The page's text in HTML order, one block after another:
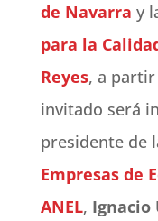
de Navarra y
para la
Reyes, a partir
invitado será
presidente de
Empresas de
ANEL, Ignacio